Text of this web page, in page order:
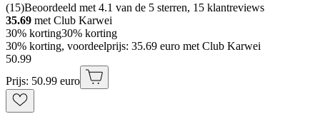
(15)Beoordeeld met 4.1 van de 5 sterren, 15 klantreviews
35.69 met Club Karwei
30% korting30% korting
30% korting, voordeelprijs: 35.69 euro met Club Karwei
50.99
Prijs: 50.99 euro